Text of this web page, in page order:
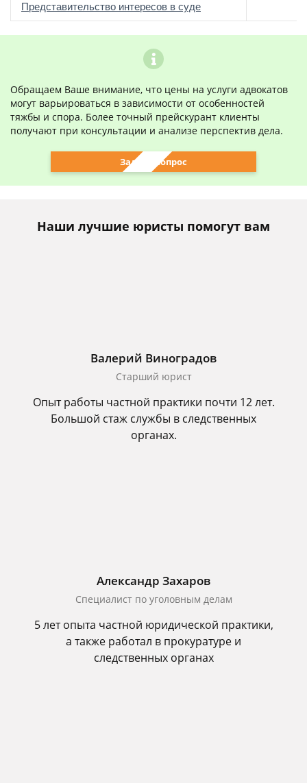
Представительство интересов в суде
Обращаем Ваше внимание, что цены на услуги адвокатов
могут варьироваться в зависимости от особенностей
тяжбы и спора. Более точный прейскурант клиенты
получают при консультации и анализе перспектив дела.
Задать вопрос
Наши лучшие юристы помогут вам
Валерий Виноградов
Старший юрист
Опыт работы частной практики почти 12 лет.
Большой стаж службы в следственных
органах.
Александр Захаров
Специалист по уголовным делам
5 лет опыта частной юридической практики,
а также работал в прокуратуре и
следственных органах